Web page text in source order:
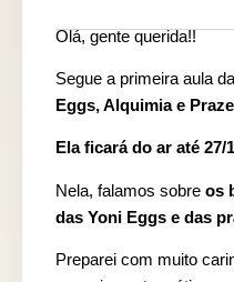
Olá, gente querida!!
Segue a primeira aula
Eggs, Alquimia e
Ela ficará do ar até 27/
Nela, falamos sobre os
das Yoni Eggs e das
Preparei com muito